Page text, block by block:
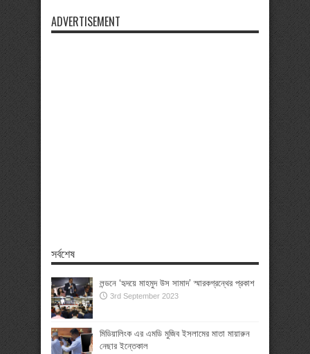
ADVERTISEMENT
সর্বশেষ
লন্ডনে ‘হৃদয়ে মাহমুদ উস সামাদ’ স্মারকগ্রন্থের প্রকাশ
3rd September 2023
মিডিয়ালিংক এর এমডি মুজিব ইসলামের মাতা মায়ারুন
নেছার ইন্তেকাল